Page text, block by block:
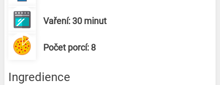
Vaření: 30 minut
Počet porcí: 8
Ingredience